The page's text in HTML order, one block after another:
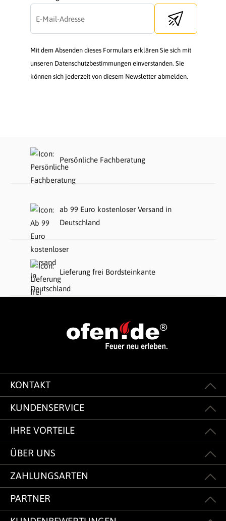
Send newsletter
Mit dem Absenden dieses Formulars erklären Sie sich mit
unseren Datenschutzbestimmungen einverstanden. Sie
können sich jederzeit von diesem Newsletter abmelden.
Persönliche Fachberatung
ab 99 Euro kostenloser Versand in
Deutschland
Lieferung frei Bordsteinkante
KONTAKT
KUNDENSERVICE
IHRE VORTEILE
ÜBER UNS
ZAHLUNGSARTEN
PARTNER